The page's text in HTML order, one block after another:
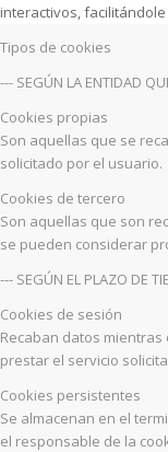
interactivos,
Tipos de cookies
--- SEGÚN LA ENTIDAD
Cookies propias
Son aquellas que se
solicitado por el usuario.
Cookies de tercero
Son aquellas que son
se pueden considerar
--- SEGÚN EL PLAZO DE
Cookies de sesión
Recaban datos
prestar el servicio
Cookies persistentes
Se almacenan en el
el responsable de la